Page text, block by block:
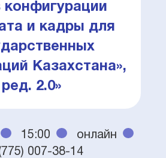
конфигурации
и кадры для
Казахстана»,
ред. 2.0»
15:00
онлайн
007-38-14